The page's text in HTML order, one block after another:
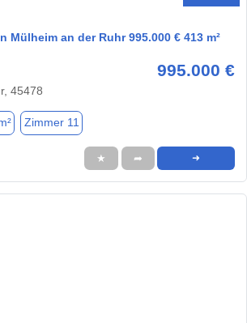
Mülheim an der Ruhr 995.000 € 413 m²
995.000 €
45478
Zimmer 11
★ ➦ ➜